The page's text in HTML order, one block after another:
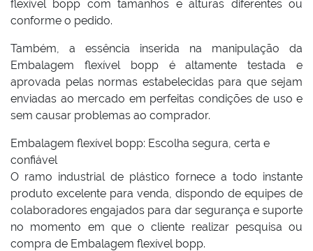
flexível bopp com tamanhos e alturas diferentes ou
conforme o pedido.
Também, a essência inserida na manipulação da
Embalagem flexível bopp é altamente testada e
aprovada pelas normas estabelecidas para que sejam
enviadas ao mercado em perfeitas condições de uso e
sem causar problemas ao comprador.
Embalagem flexível bopp: Escolha segura, certa e
confiável
O ramo industrial de plástico fornece a todo instante
produto excelente para venda, dispondo de equipes de
colaboradores engajados para dar segurança e suporte
no momento em que o cliente realizar pesquisa ou
compra de Embalagem flexível bopp.